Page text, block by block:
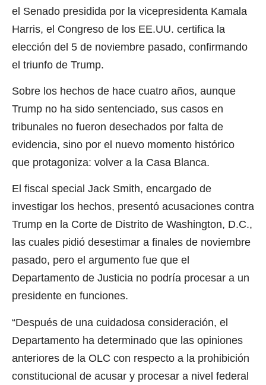
el Senado presidida por la vicepresidenta Kamala
Harris, el Congreso de los EE.UU. certifica la
elección del 5 de noviembre pasado, confirmando
el triunfo de Trump.
Sobre los hechos de hace cuatro años, aunque
Trump no ha sido sentenciado, sus casos en
tribunales no fueron desechados por falta de
evidencia, sino por el nuevo momento histórico
que protagoniza: volver a la Casa Blanca.
El fiscal special Jack Smith, encargado de
investigar los hechos, presentó acusaciones contra
Trump en la Corte de Distrito de Washington, D.C.,
las cuales pidió desestimar a finales de noviembre
pasado, pero el argumento fue que el
Departamento de Justicia no podría procesar a un
presidente en funciones.
“Después de una cuidadosa consideración, el
Departamento ha determinado que las opiniones
anteriores de la OLC con respecto a la prohibición
constitucional de acusar y procesar a nivel federal